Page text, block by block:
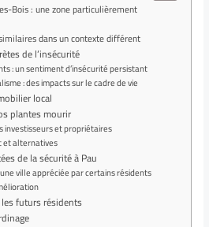
Bois : une zone particulièrement
dans un contexte différent
de l’insécurité
: un sentiment d’insécurité persistant
: des impacts sur le cadre de vie
local
plantes mourir
investisseurs et propriétaires
et alternatives
de la sécurité à Pau
ville appréciée par certains résidents
futurs résidents